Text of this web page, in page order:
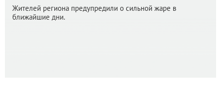
Жителей региона предупредили о сильной жаре в
ближайшие дни.